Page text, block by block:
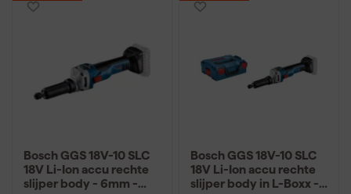
Bosch GGS 18V-10 SLC
18V Li-Ion accu rechte
slijper body - 6mm -
Bosch GGS 18V-10 SLC
18V Li-Ion accu rechte
slijper body in L-Boxx -